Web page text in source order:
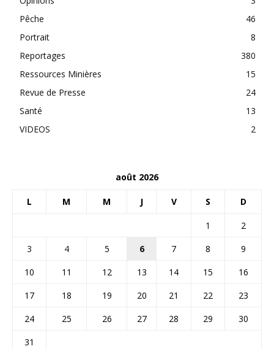
Pêche
46
Portrait
8
Reportages
380
Ressources Minières
15
Revue de Presse
24
Santé
13
VIDEOS
2
août 2026
L M M J V S D
1
2
3
4 5 6 7 8
9
10
11 12 13 14 15
16
17
18 19 20 21 22
23
24
25 26 27 28 29
30
31